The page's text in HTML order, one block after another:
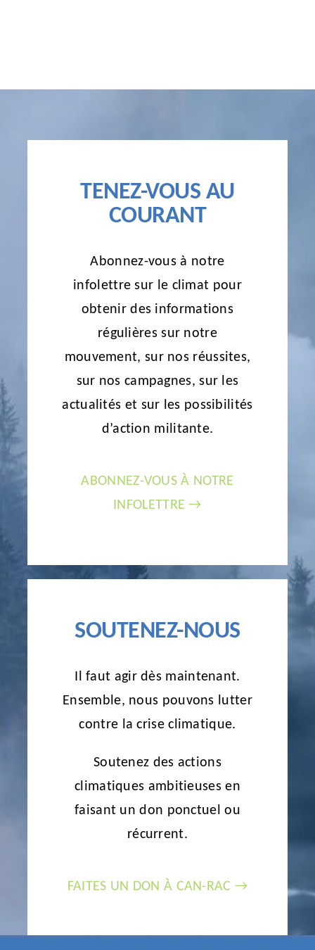
TENEZ-VOUS AU
COURANT
Abonnez-vous à notre
infolettre sur le climat pour
obtenir des informations
régulières sur notre
mouvement, sur nos réussites,
sur nos campagnes, sur les
actualités et sur les possibilités
d’action militante.
ABONNEZ-VOUS À NOTRE
INFOLETTRE →
SOUTENEZ-NOUS
Il faut agir dès maintenant.
Ensemble, nous pouvons lutter
contre la crise climatique.
Soutenez des actions
climatiques ambitieuses en
faisant un don ponctuel ou
récurrent.
FAITES UN DON À CAN-RAC →